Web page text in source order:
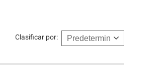
Clasificar por: